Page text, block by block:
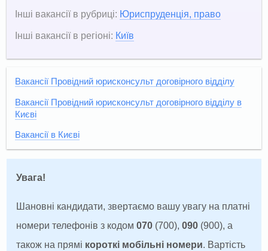
Інші вакансії в рубриці: Юриспруденція, право
Інші вакансії в регіоні: Київ
Вакансії Провідний юрисконсульт договірного відділу
Вакансії Провідний юрисконсульт договірного відділу в
Києві
Вакансії в Києві
Увага!
Шановні кандидати, звертаємо вашу увагу на платні
номери телефонів з кодом070 (700),090 (900), а
також на прямі короткі мобільні номери. Вартість